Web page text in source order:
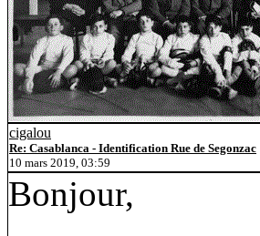
cigalou
Re: Casablanca - Identification Rue de Segonzac
10 mars 2019, 03:59
Bonjour,